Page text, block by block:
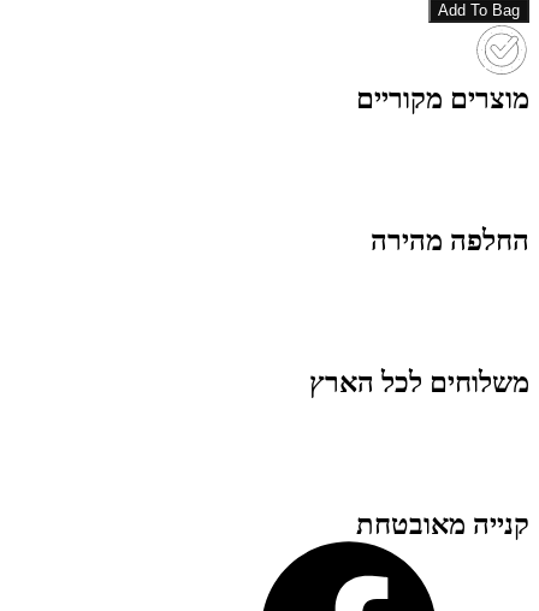
Add To Bag
מוצרים מקוריים
החלפה מהירה
משלוחים לכל הארץ
קנייה מאובטחת